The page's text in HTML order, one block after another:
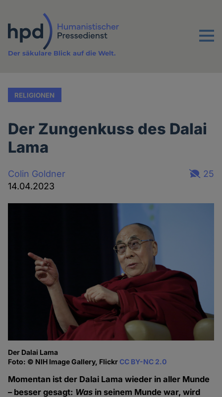
Inhalt
Menu
Der säkulare Blick auf die Welt.
RELIGIONEN
Der Zungenkuss des Dalai
Lama
Colin Goldner
14.04.2023
25
Der Dalai Lama
Foto: © NIH Image Gallery, FlickrCC BY-NC 2.0
Momentan ist der Dalai Lama wieder in aller Munde
– besser gesagt: Was in seinem Munde war, wird